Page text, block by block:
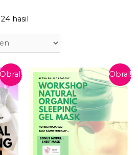
hasil
menurut
popularitas
Obral! Obral!